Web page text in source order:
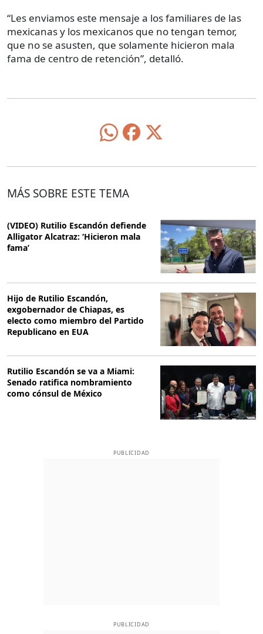
“Les enviamos este mensaje a los familiares de las
mexicanas y los mexicanos que no tengan temor,
que no se asusten, que solamente hicieron mala
fama de centro de retención”, detalló.
MÁS SOBRE ESTE TEMA
(VIDEO) Rutilio Escandón defiende
Alligator Alcatraz: ‘Hicieron mala
fama’
Hijo de Rutilio Escandón,
exgobernador de Chiapas, es
electo como miembro del Partido
Republicano en EUA
Rutilio Escandón se va a Miami:
Senado ratifica nombramiento
como cónsul de México
PUBLICIDAD
PUBLICIDAD